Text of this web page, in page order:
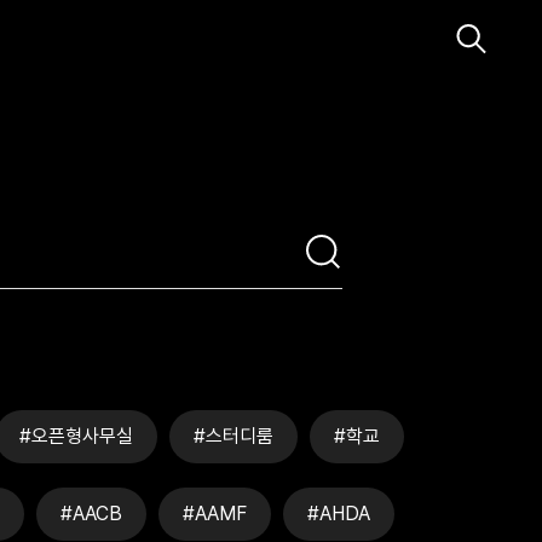
#오픈형사무실 #스터디룸 #학교
#AACB #AAMF #AHDA